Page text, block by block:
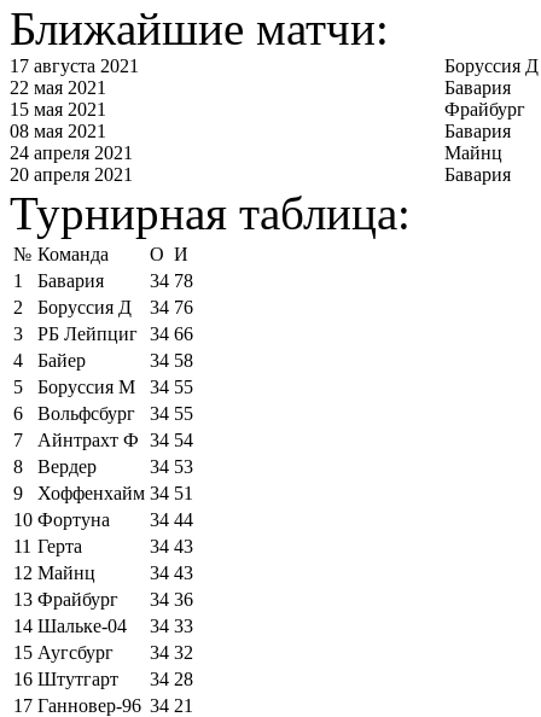
Ближайшие матчи:
17 августа 2021
Боруссия Д
22 мая 2021
Бавария
15 мая 2021
Фрайбург
08 мая 2021
Бавария
24 апреля 2021
Майнц
20 апреля 2021
Бавария
Турнирная таблица:
№ Команда О И
1
Бавария 34 78
2
Боруссия Д 34 76
3
РБ Лейпциг 34 66
4
Байер 34 58
5
Боруссия М 34 55
6
Вольфсбург 34 55
7
Айнтрахт Ф 34 54
8
Вердер 34 53
9
Хоффенхайм 34 51
10 Фортуна 34 44
11 Герта 34 43
12 Майнц 34 43
13 Фрайбург 34 36
14 Шальке-04 34 33
15 Аугсбург 34 32
16 Штутгарт 34 28
17 Ганновер-96 34 21